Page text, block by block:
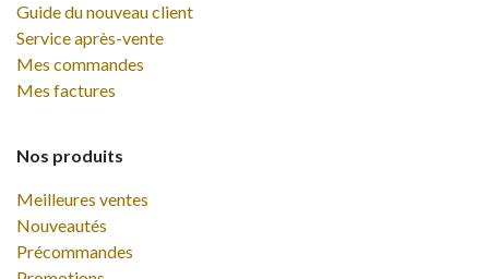
Guide du nouveau client
Service après-vente
Mes commandes
Mes factures
Nos produits
Meilleures ventes
Nouveautés
Précommandes